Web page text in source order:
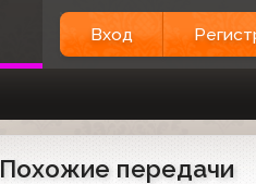
Вход
Похожие передачи